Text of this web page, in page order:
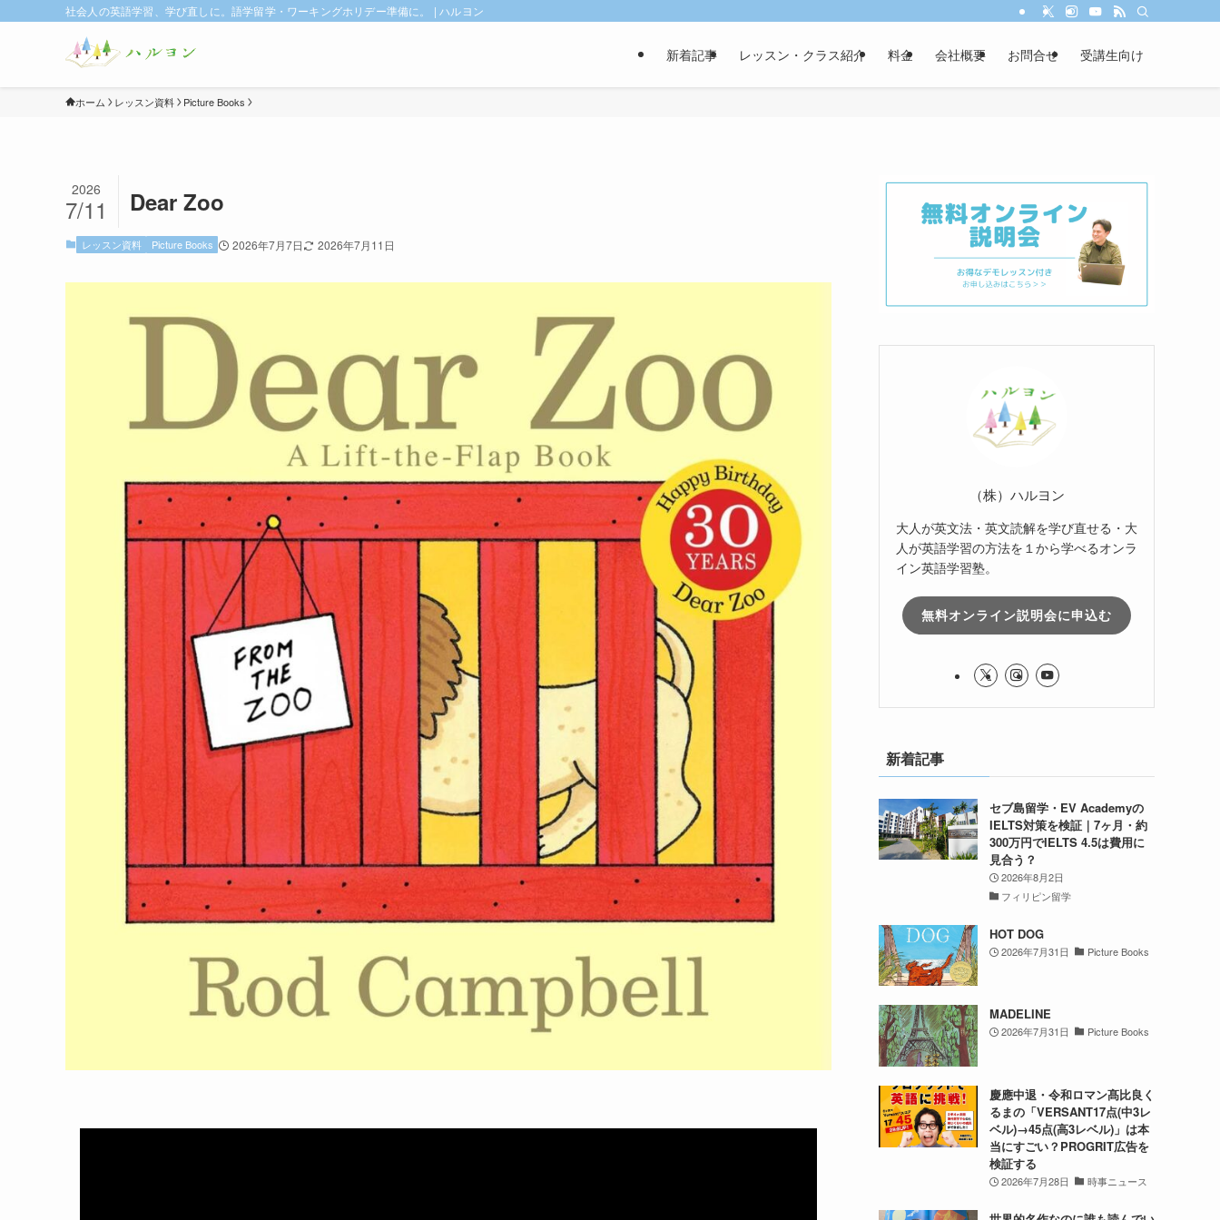
社会人の英語学習、学び直しに。語学留学・ワーキングホリデー準備に。 | ハルヨン
新着記事 レッスン・クラス紹介 料金 会社概要 お問合せ 受講生向け
ホーム レッスン資料 Picture Books
Dear Zoo
2026
7/11
レッスン資料 Picture Books 2026年7月7日 2026年7月11日
（株）ハルヨン
大人が英文法・英文読解を学び直せる・大
人が英語学習の方法を１から学べるオンラ
イン英語学習塾。
無料オンライン説明会に申込む
新着記事
セブ島留学・EV Academyの
IELTS対策を検証｜7ヶ月・約
300万円でIELTS 4.5は費用に
見合う？
2026年8月2日
フィリピン留学
HOT DOG
2026年7月31日 Picture Books
MADELINE
2026年7月31日 Picture Books
慶應中退・令和ロマン髙比良く
るまの「VERSANT17点(中3レ
ベル)→45点(高3レベル)」は本
当にすごい？PROGRIT広告を
検証する
2026年7月28日 時事ニュース